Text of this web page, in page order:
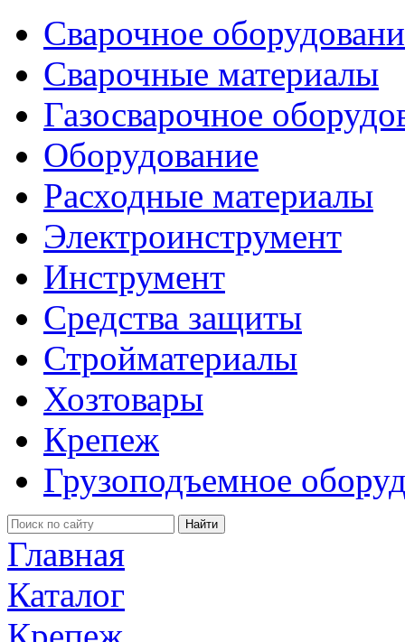
Сварочное
Сварочные материалы
Газосварочное
Оборудование
Расходные материалы
Электроинструмент
Инструмент
Средства защиты
Стройматериалы
Хозтовары
Крепеж
Грузоподъемное
Главная
Каталог